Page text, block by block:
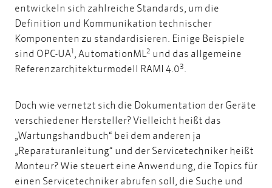
entwickeln sich zahlreiche Standards, um die
Definition und Kommunikation technischer
Komponenten zu standardisieren. Einige Beispiele
sind OPC-UA1 , AutomationML 2 und das allgemeine
Referenzarchitekturmodell RAMI 4.03
Doch wie vernetzt sich die Dokumentation der Geräte
verschiedener Hersteller? Vielleicht heißt das
„Wartungshandbuch“ bei dem anderen ja
„Reparaturanleitung“ und der Servicetechniker heißt
Monteur? Wie steuert eine Anwendung, die Topics für
einen Servicetechniker abrufen soll, die Suche und